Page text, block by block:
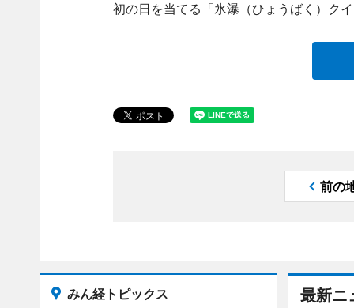
初の日を当てる「氷瀑（ひょうばく）ク
前の
最新ニ
みん経トピックス